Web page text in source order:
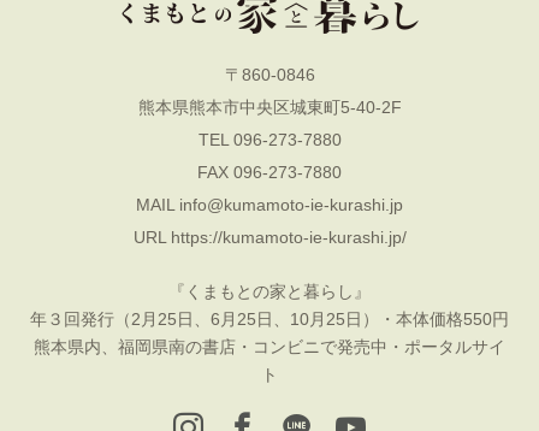
〒860-0846
熊本県熊本市中央区城東町5-40-2F
TEL 096-273-7880
FAX 096-273-7880
MAIL info@kumamoto-ie-kurashi.jp
URL https://kumamoto-ie-kurashi.jp/
『くまもとの家と暮らし』
年３回発行（2月25日、6月25日、10月25日）・本体価格550円
熊本県内、福岡県南の書店・コンビニで発売中・ポータルサイ
ト